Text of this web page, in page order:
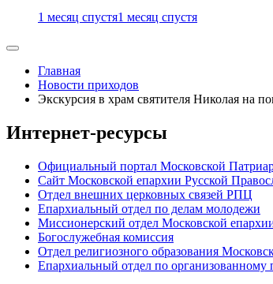
1 месяц спустя1 месяц спустя
Главная
Новости приходов
Экскурсия в храм святителя Николая на
Интернет-ресурсы
Официальный портал Московской
Сайт Московской епархии Русской
Отдел внешних церковных связей РПЦ
Епархиальный отдел по делам молодежи
Миссионерский отдел Московской
Богослужебная комиссия
Отдел религиозного образования
Епархиальный отдел по организованному